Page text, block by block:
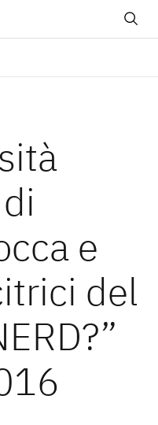
e
del